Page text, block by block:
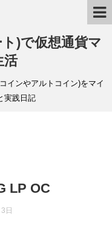
)で仮想通貨マ
活
インやアルトコイン)をマイ
実践日記
LP OC
日